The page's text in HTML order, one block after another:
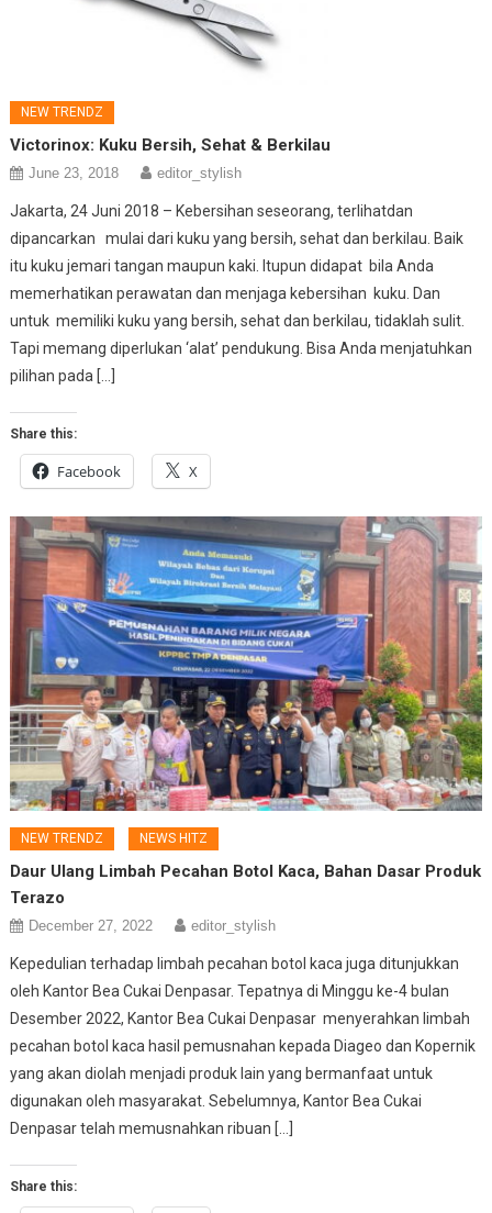
NEW TRENDZ
Victorinox: Kuku Bersih, Sehat & Berkilau
June 23, 2018 editor_stylish
Jakarta, 24 Juni 2018 – Kebersihan seseorang, terlihatdan
dipancarkan mulai dari kuku yang bersih, sehat dan berkilau. Baik
itu kuku jemari tangan maupun kaki. Itupun didapat bila Anda
memerhatikan perawatan dan menjaga kebersihan kuku. Dan
untuk memiliki kuku yang bersih, sehat dan berkilau, tidaklah sulit.
Tapi memang diperlukan ‘alat’ pendukung. Bisa Anda menjatuhkan
pilihan pada […]
Share this:
Facebook X
NEW TRENDZ NEWS HITZ
Daur Ulang Limbah Pecahan Botol Kaca, Bahan Dasar Produk
Terazo
December 27, 2022 editor_stylish
Kepedulian terhadap limbah pecahan botol kaca juga ditunjukkan
oleh Kantor Bea Cukai Denpasar. Tepatnya di Minggu ke-4 bulan
Desember 2022, Kantor Bea Cukai Denpasar menyerahkan limbah
pecahan botol kaca hasil pemusnahan kepada Diageo dan Kopernik
yang akan diolah menjadi produk lain yang bermanfaat untuk
digunakan oleh masyarakat. Sebelumnya, Kantor Bea Cukai
Denpasar telah memusnahkan ribuan […]
Share this: